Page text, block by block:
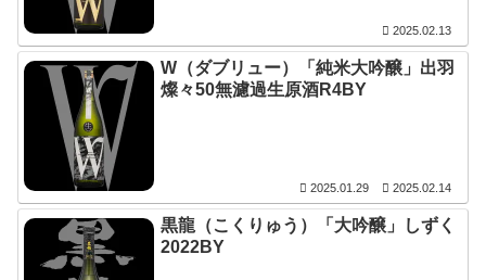
2025.02.13
W（ダブリュー）「純米大吟醸」出羽
燦々50無濾過生原酒R4BY
2025.01.29 2025.02.14
黒龍（こくりゅう）「大吟醸」しずく
2022BY